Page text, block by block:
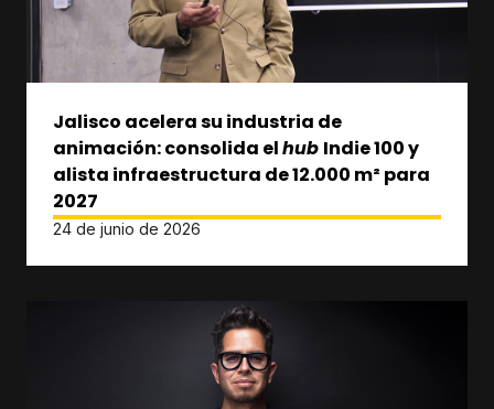
Jalisco acelera su industria de
animación: consolida elhub Indie 100 y
alista infraestructura de 12.000 m² para
2027
24 de junio de 2026